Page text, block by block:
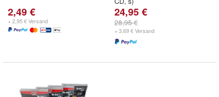
2,49 €
+ 2,95 € Versand
24,95 €
28,95 €
+ 3,69 € Versand